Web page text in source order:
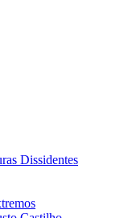
Dissidentes